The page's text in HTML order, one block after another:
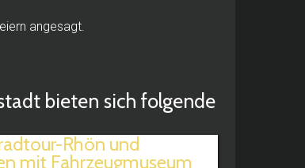
angesagt.
bieten sich folgende